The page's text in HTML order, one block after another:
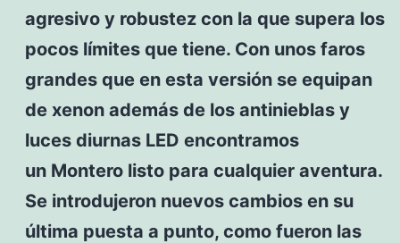
agresivo y robustez con la que supera los
pocos límites que tiene. Con unos faros
grandes que en esta versión se equipan
de xenon además de los antinieblas y
luces diurnas LED encontramos
un Montero listo para cualquier aventura.
Se introdujeron nuevos cambios en su
última puesta a punto, como fueron las